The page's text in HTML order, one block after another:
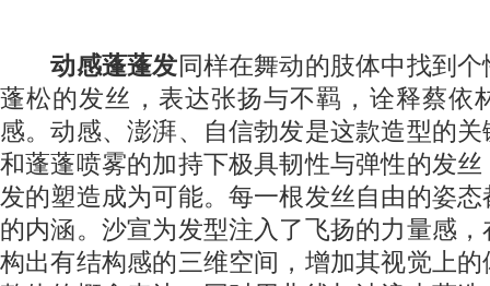
动感蓬蓬发同样在舞动的肢体中找到
蓬松的发丝，表达张扬与不羁，诠释蔡依
感。动感、澎湃、自信勃发是这款造型的
和蓬蓬喷雾的加持下极具韧性与弹性的发
发的塑造成为可能。每一根发丝自由的姿
的内涵。沙宣为发型注入了飞扬的力量感
构出有结构感的三维空间，增加其视觉上